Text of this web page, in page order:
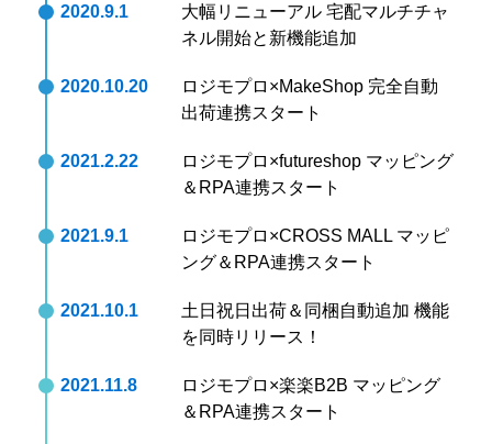
2020.9.1
大幅リニューアル 宅配マルチチャ
ネル開始と新機能追加
2020.10.20
ロジモプロ×MakeShop 完全自動
出荷連携スタート
2021.2.22
ロジモプロ×futureshop マッピング
＆RPA連携スタート
2021.9.1
ロジモプロ×CROSS MALL マッピ
ング＆RPA連携スタート
2021.10.1
土日祝日出荷＆同梱自動追加 機能
を同時リリース！
2021.11.8
ロジモプロ×楽楽B2B マッピング
＆RPA連携スタート